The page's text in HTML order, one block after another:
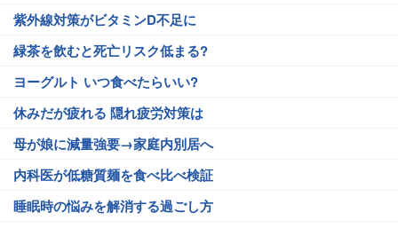
紫外線対策がビタミンD不足に
緑茶を飲むと死亡リスク低まる?
ヨーグルト いつ食べたらいい?
休みだが疲れる 隠れ疲労対策は
母が娘に減量強要→家庭内別居へ
内科医が低糖質麺を食べ比べ検証
睡眠時の悩みを解消する過ごし方